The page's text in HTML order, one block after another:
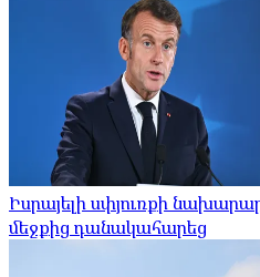
Իսրայելի սփյուռքի
մեջքից դանակահարեց